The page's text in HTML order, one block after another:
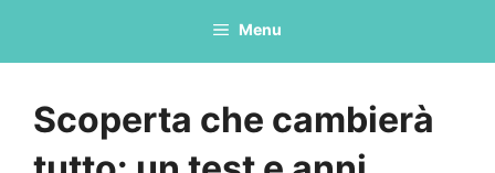
Menu
Scoperta che cambierà